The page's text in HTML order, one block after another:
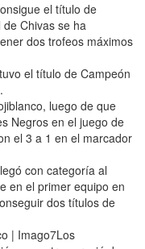
el título de
Chivas se ha
dos trofeos máximos
el título de Campeón
luego de que
Negros en el juego de
el 3 a 1 en el marcador
con categoría al
en el primer equipo en
dos títulos de
| Imago7Los